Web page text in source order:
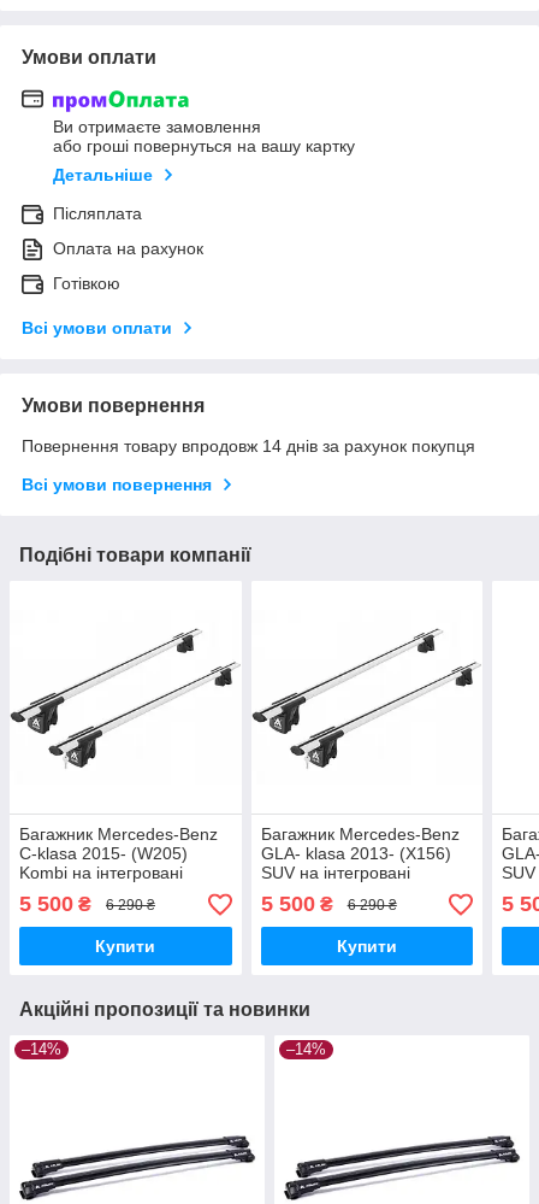
Умови оплати
Ви отримаєте замовлення
або гроші повернуться на вашу картку
Детальніше
Післяплата
Оплата на рахунок
Готівкою
Всі умови оплати
Умови повернення
Повернення товару впродовж 14 днів за рахунок покупця
Всі умови повернення
Подібні товари компанії
Багажник Mercedes-Benz
C-klasa 2015- (W205)
Kombi на інтегровані
R1C-1159G
5 500 ₴ 6 290 ₴
Купити
Багажник Mercedes-Benz
GLA- klasa 2013- (X156)
SUV на інтегровані
R1C-1168G
5 500₴ 6 290 ₴
Купити
SUV
5
Акційні пропозиції та новинки
–14% –14%